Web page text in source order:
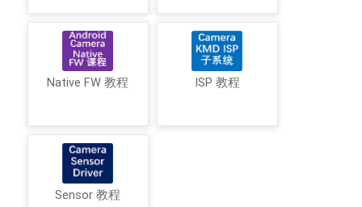
Native FW 教程 ISP 教程
Sensor 教程